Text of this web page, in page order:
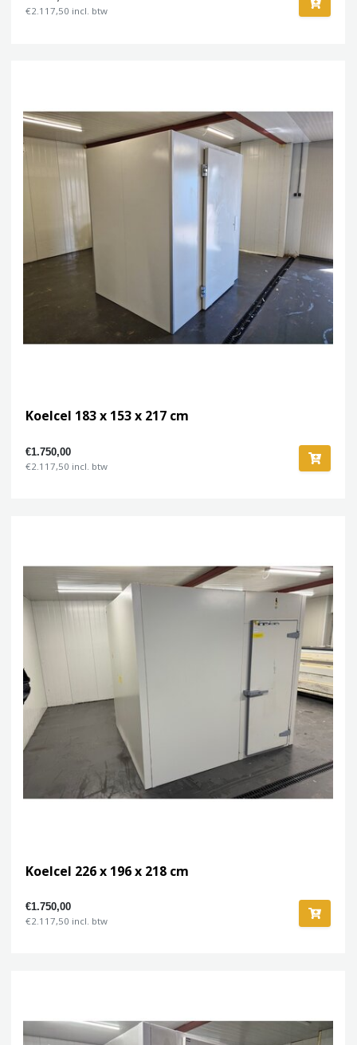
€2.117,50 incl. btw
Koelcel 183 x 153 x 217 cm
€1.750,00
€2.117,50 incl. btw
Koelcel 226 x 196 x 218 cm
€1.750,00
€2.117,50 incl. btw